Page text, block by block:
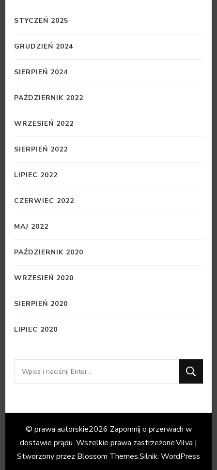
STYCZEŃ 2025
GRUDZIEŃ 2024
SIERPIEŃ 2024
PAŹDZIERNIK 2022
WRZESIEŃ 2022
SIERPIEŃ 2022
LIPIEC 2022
CZERWIEC 2022
MAJ 2022
PAŹDZIERNIK 2020
WRZESIEŃ 2020
SIERPIEŃ 2020
LIPIEC 2020
Szukasz
czegoś?
© prawa autorskie2026 Zapomnij o przerwach w
dostawie prądu. Wszelkie prawa zastrzeżone.Vilva |
Stworzony przez Blossom Themes.Silnik: WordPress